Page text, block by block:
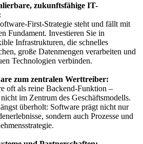
zukunftsfähige IT-
First-Strategie steht und fällt mit
Fundament. Investieren Sie in
Infrastrukturen, die schnelles
große Datenmengen verarbeiten und
Technologien verbinden.
zum zentralen Werttreiber:
oft als reine Backend-Funktion –
im Zentrum des Geschäftsmodells.
überholt: Software prägt nicht nur
sondern auch Prozesse und